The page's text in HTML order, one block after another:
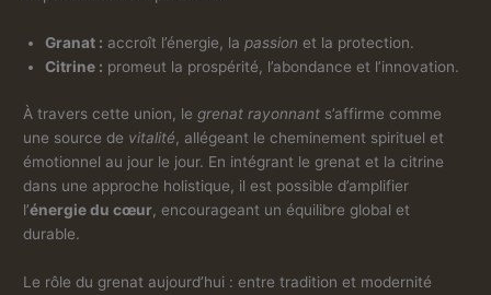
Granat : accroît l’énergie, lapassion et la protection.
Citrine : promeut la prospérité, l’abondance et l’innovation.
À travers cette union, legrenat rayonnant s’affirme comme
une source de vitalité , allégeant le cheminement spirituel et
émotionnel au jour le jour. En intégrant le grenat et la citrine
dans une approche holistique, il est possible d’amplifier
l’énergie du cœur , encourageant un équilibre global et
durable.
Le rôle du grenat aujourd’hui : entre tradition et modernité